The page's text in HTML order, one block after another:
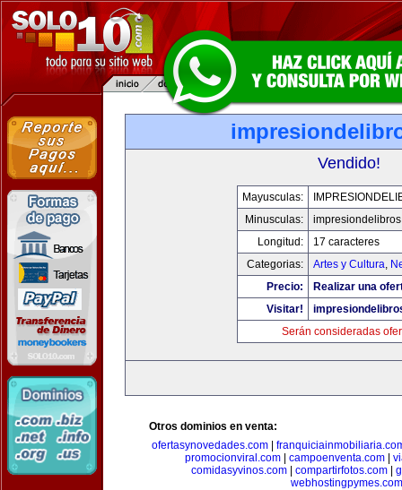
Vendido!
Mayusculas:
Minusculas:
Longitud:
17 caracteres
Categorias:
Artes y Cultura,
Precio:
Realizar una
Visitar!
Serán consideradas
Otros dominios en venta:
ofertasynovedades.com|
promocionviral.com
campoenventa.com
comidasyvinos.com| compartirfotos.com|
webhostingpymes.com